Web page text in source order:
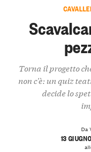
Torna il progetto
non c'è: un quiz
decide lo
Da
13